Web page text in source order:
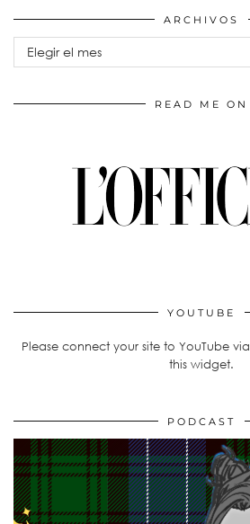
ARCHIVOS
Archivos
READ ME ON
YOUTUBE
Please connect your site to YouTube via
this widget.
PODCAST